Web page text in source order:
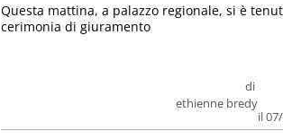
di
ethienne bredy
il
Questa mattina, a palazzo regionale, si è
cerimonia di giuramento